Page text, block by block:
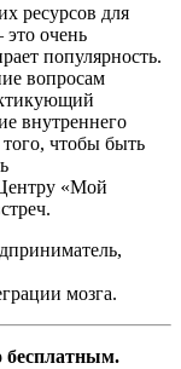
ресурсов для
очень
популярность.
вопросам
внутреннего
чтобы быть
«Мой
мозга.
бесплатным.